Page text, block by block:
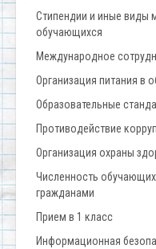
Стипендии и иные виды
обучающихся
Международное
Организация питания в
Образовательные
Противодействие
Организация охраны
Численность
гражданами
Прием в 1 класс
Информационная